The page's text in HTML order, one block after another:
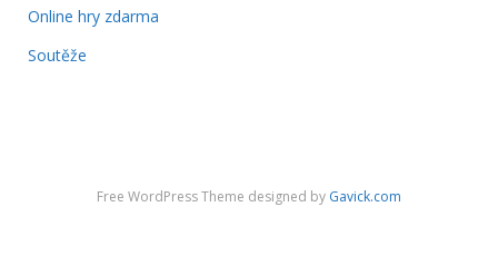
Online hry zdarma
Soutěže
Free WordPress Theme designed by Gavick.com